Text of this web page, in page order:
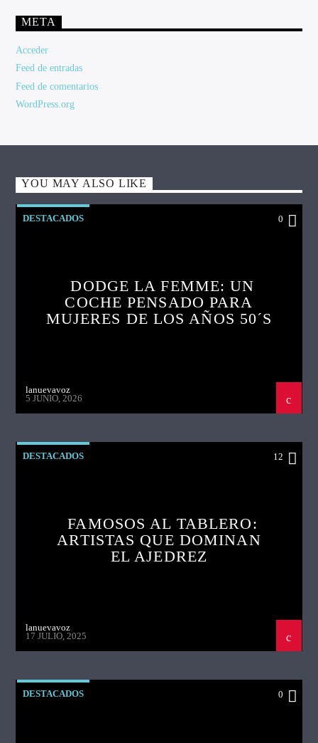
META
Acceder
Feed de entradas
Feed de comentarios
WordPress.org
YOU MAY ALSO LIKE
DESTACADOS 0
DODGE LA FEMME: UN
COCHE PENSADO PARA
MUJERES DE LOS AÑOS 50´S
lanuevavoz
5 JUNIO, 2026
DESTACADOS 12
FAMOSOS AL TABLERO:
ARTISTAS QUE DOMINAN
EL AJEDREZ
lanuevavoz
17 JULIO, 2025
DESTACADOS 0